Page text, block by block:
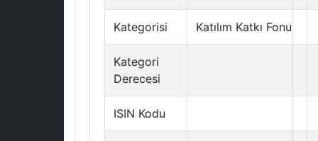
Kategorisi Katılım Katkı Fonu
Kategori
Derecesi
ISIN Kodu